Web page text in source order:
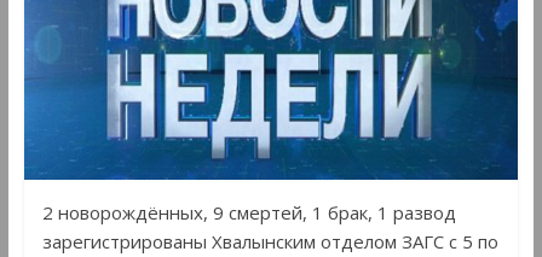
2 новорождённых, 9 смертей, 1 брак, 1 развод
зарегистрированы Хвалынским отделом ЗАГС с 5 по